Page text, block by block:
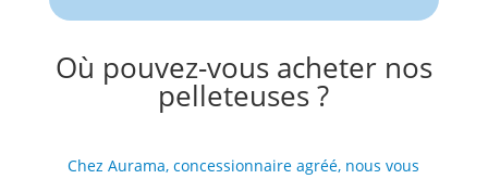
Où pouvez-vous acheter nos
pelleteuses ?
Chez Aurama, concessionnaire agréé, nous vous